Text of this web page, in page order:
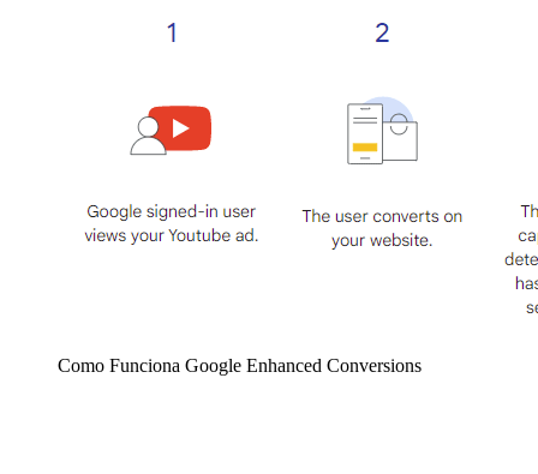
Como Funciona Google Enhanced Conversions